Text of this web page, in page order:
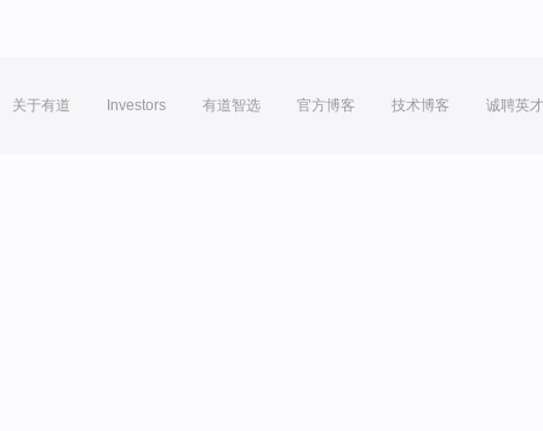
关于有道 Investors 有道智选 官方博客 技术博客 诚聘英才